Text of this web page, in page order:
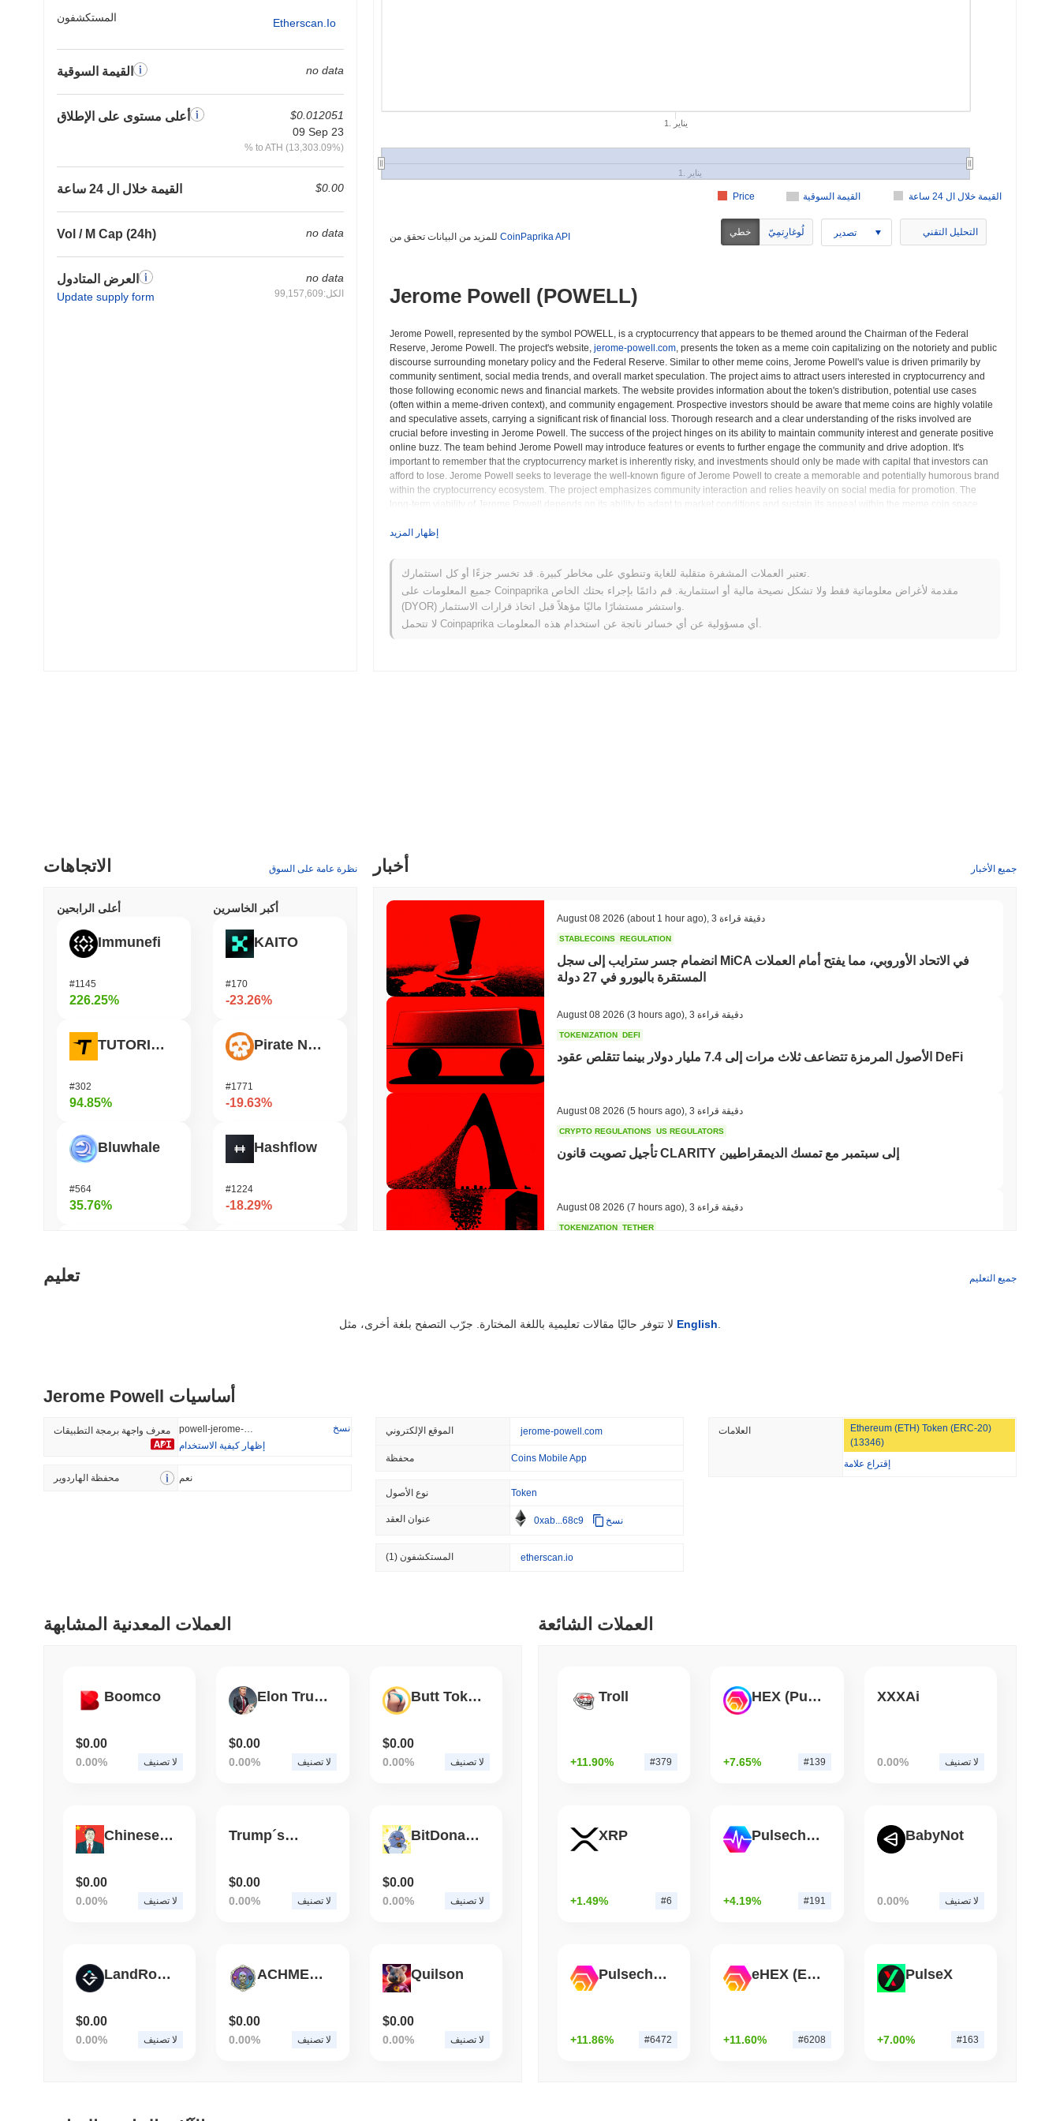
المستكشفون Etherscan.io
القيمة السوقية no data
أعلى مستوى على الإطلاق
$0.012051
09 Sep 23
% to ATH (13,303.09%)
القيمة خلال ال 24 ساعة $0.00
Vol / M Cap (24h) no data
العرض المتادول
Update supply form
no data
الكل:99,157,609
القيمة السوقية القيمة خلال ال 24 ساعة Price
1. يناير
1. يناير
CoinPaprika API خطي لُوغارِتمِيّ تصدير التحليل التقني
Jerome Powell (POWELL)
Jerome Powell, represented by the symbol POWELL, is a cryptocurrency that appears to be themed around the Chairman of the Federal
Reserve, Jerome Powell. The project's website, jerome-powell.com, presents the token as a meme coin capitalizing on the notoriety and public
discourse surrounding monetary policy and the Federal Reserve. Similar to other meme coins, Jerome Powell's value is driven primarily by
community sentiment, social media trends, and overall market speculation. The project aims to attract users interested in cryptocurrency and
those following economic news and financial markets. The website provides information about the token's distribution, potential use cases
(often within a meme-driven context), and community engagement. Prospective investors should be aware that meme coins are highly volatile
and speculative assets, carrying a significant risk of financial loss. Thorough research and a clear understanding of the risks involved are
crucial before investing in Jerome Powell. The success of the project hinges on its ability to maintain community interest and generate positive
online buzz. The team behind Jerome Powell may introduce features or events to further engage the community and drive adoption. It's
important to remember that the cryptocurrency market is inherently risky, and investments should only be made with capital that investors can
afford to lose. Jerome Powell seeks to leverage the well-known figure of Jerome Powell to create a memorable and potentially humorous brand
within the cryptocurrency ecosystem. The project emphasizes community interaction and relies heavily on social media for promotion. The
long-term viability of Jerome Powell depends on its ability to adapt to market conditions and sustain its appeal within the meme coin space.
participating in the Jerome Powell cryptocurrency.
Jerome Powell (POWELL) الأسئلة الشائعة – المقاييس الرئيسية ورؤى السوق
أين يمكنني شراء Jerome Powell (POWELL)؟
Jerome Powell (POWELL) متاح على نطاق واسع في بورصات العملات المشفرة centralized and decentralized.
إظهار المزيد
تعتبر العملات المشفرة متقلبة للغاية وتنطوي على مخاطر كبيرة. قد تخسر جزءًا أو كل استثمارك.
جميع المعلومات على Coinpaprika مقدمة لأغراض معلوماتية فقط ولا تشكل نصيحة مالية أو استثمارية. قم دائمًا بإجراء بحثك الخاص
الاتجاهات نظرة عامة على السوق
أعلى الرابحين
Immunefi
#1145
226.25%
TUTORIAL
#302
94.85%
Bluwhale
#564
35.76%
#366
أكبر الخاسرين
KAITO
#170
-23.26%
Pirate Nation Token
#1771
-19.63%
Hashflow
#1224
-18.29%
#513
أخبار جميع الأخبار
August 08 2026 (about 1 hour ago) 3 دقيقة قراءة
STABLECOINS REGULATION
انضمام جسر سترايب إلى سجل MiCA في الاتحاد الأوروبي، مما يفتح أمام العملات
المستقرة باليورو في 27 دولة
August 08 2026 (3 hours ago) 3 دقيقة قراءة
TOKENIZATION DEFI
الأصول المرمزة تتضاعف ثلاث مرات إلى 7.4 مليار دولار بينما تتقلص عقود DeFi
August 08 2026 (5 hours ago) 3 دقيقة قراءة
CRYPTO REGULATIONS US REGULATORS
تأجيل تصويت قانون CLARITY إلى سبتمبر مع تمسك الديمقراطيين
August 08 2026 (7 hours ago) 3 دقيقة قراءة
TOKENIZATION TETHER
COINBASE TRADING
وينترميوت تحصل على ترخيص الوسيط الأمريكي لتداول الأسهم وصناديق الاستثمار
المتداولة في العملات المشفرة
CRYPTO REGULATIONS
ويلز فارجو تنضم إلى سباق البنوك لتوكنيز الودائع
3 دقيقة قراءة
STABLECOIN
'سيء للغاية': فريق بيتكوين الأحمر يكتشف 85 خطأً حرجاً في حوالي يوم
تعليم جميع التعليم
English
Jerome Powell أساسيات
معرف واجهة برمجة التطبيقات
نسخ
إظهار كيفية الاستخدام
محفظة الهاردوير نعم
الموقع الإلكتروني jerome-powell.com
محفظة Coins Mobile App
نوع الأصول Token
عنوان العقد 0xab...68c9 نسخ
المستكشفون (1) etherscan.io
العلامات
Ethereum (ETH) Token (ERC-20)
(13346)
إقتراع علامة
العملات المعدنية المشابهة
Boomco
$0.00
0.00% لا تصنيف
Elon Trump
$0.00
0.00% لا تصنيف
Butt Token
$0.00
0.00% لا تصنيف
Chinese President
$0.00
0.00% لا تصنيف
Trump´s cat
$0.00
0.00% لا تصنيف
BitDonaTion Token
$0.00
0.00% لا تصنيف
LandRocker
$0.00
0.00% لا تصنيف
ACHMED - HEART AND SOL
$0.00
0.00% لا تصنيف
Quilson
$0.00
0.00% لا تصنيف
العملات الشائعة
Troll
+11.90% #379
HEX (Pulsechain)
+7.65% #139
XXXAi
0.00% لا تصنيف
XRP
+1.49% #6
Pulsechain
+4.19% #191
BabyNot
0.00% لا تصنيف
Pulsechain Bridged HEX (Pulsechain)
+11.86% #6472
eHEX (Ethereum)
+11.60% #6208
PulseX
+7.00% #163